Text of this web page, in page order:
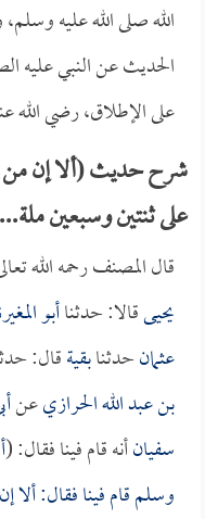
الله صلى الله عليه
الحديث عن النبي عليه
على الإطلاق، رضي الله
شرح حديث (ألا إن من
على ثنتين وسبعين
قال المصنف رحمه الله
يحيىقالا: حدثناأبو
عثمانحدثنابقيةقال:
بن عبد الله الحرازيعن
سفيانأنه قام فينا فقال: (
وسلم قام فينا فقال: ألا